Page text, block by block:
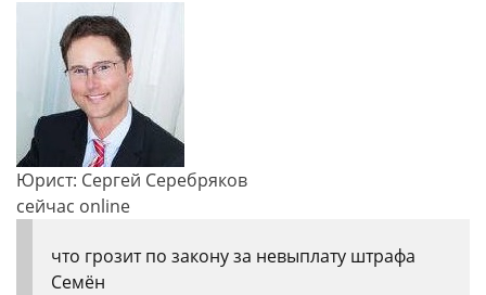
Юрист: Сергей Серебряков
сейчас online
что грозит по закону за невыплату штрафа
Семён